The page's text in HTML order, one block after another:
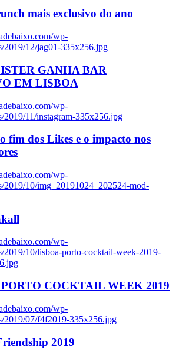
mais exclusivo do ano
wp-
2019/12/jag01-335x256.jpg
GANHA BAR
EM LISBOA
wp-
2019/11/instagram-335x256.jpg
fim dos Likes e o impacto nos
wp-
2019/10/img_20191024_202524-mod-
wp-
2019/10/lisboa-porto-cocktail-week-2019-
COCKTAIL WEEK 2019
wp-
2019/07/f4f2019-335x256.jpg
2019